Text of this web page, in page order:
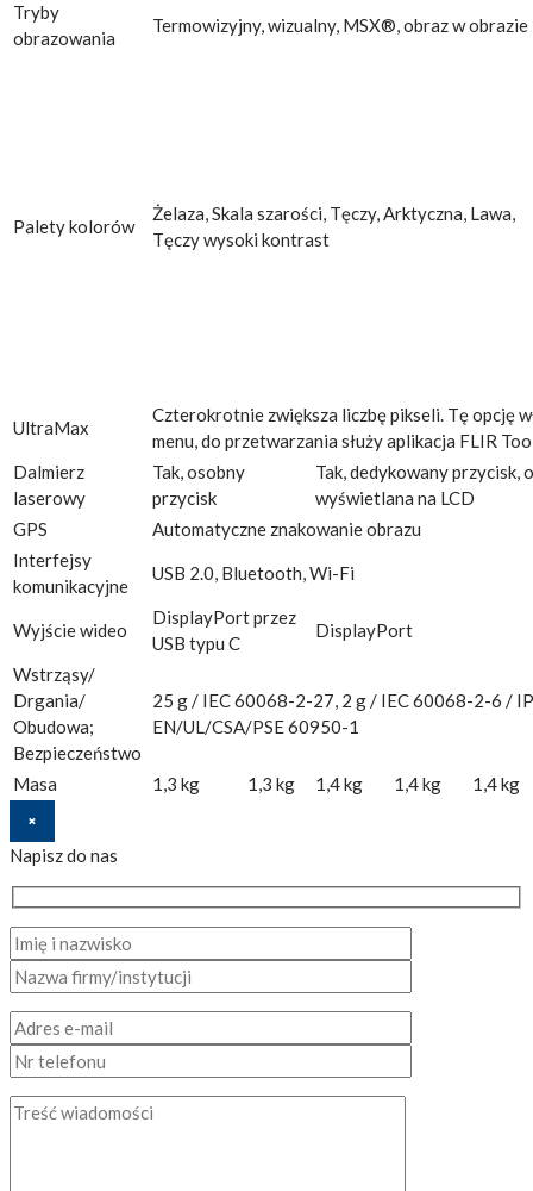
Tryby
obrazowania
Termowizyjny, wizualny, MSX®, obraz w obrazie
Palety kolorów
Żelaza, Skala szarości, Tęczy, Arktyczna, Lawa,
Tęczy wysoki kontrast
UltraMax
Czterokrotnie zwiększa liczbę pikseli. Tę opcję
menu, do przetwarzania służy aplikacja FLIR
Dalmierz
laserowy
Tak, osobny
przycisk
Tak, dedykowany przycisk,
wyświetlana na LCD
GPS
Automatyczne znakowanie obrazu
Interfejsy
komunikacyjne
USB 2.0, Bluetooth, Wi-Fi
Wyjście wideo
DisplayPort przez
USB typu C
DisplayPort
Wstrząsy/
Drgania/
Obudowa;
Bezpieczeństwo
25 g / IEC 60068-2-27, 2 g / IEC 60068-2-6 /
EN/UL/CSA/PSE 60950-1
Masa 1,3 kg 1,3 kg 1,4 kg 1,4 kg 1,4 kg
×
Napisz do nas